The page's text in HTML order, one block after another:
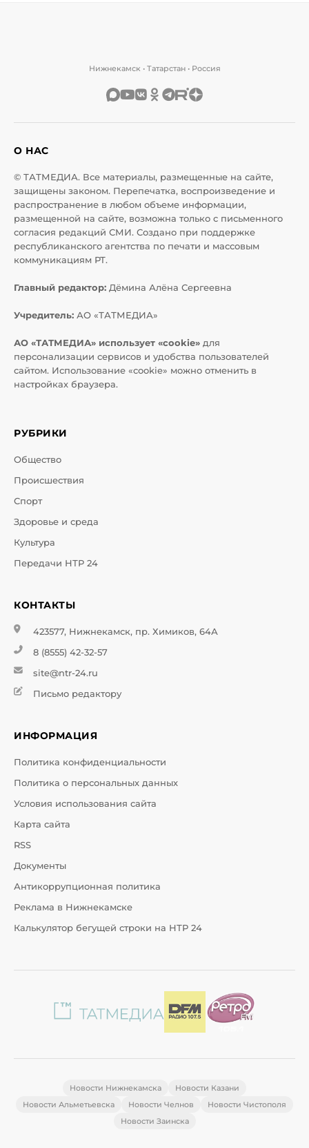
Нижнекамск • Татарстан • Россия
О НАС
© ТАТМЕДИА. Все материалы, размещенные на сайте,
защищены законом. Перепечатка, воспроизведение и
распространение в любом объеме информации,
размещенной на сайте, возможна только с письменного
согласия редакций СМИ. Создано при поддержке
республиканского агентства по печати и массовым
коммуникациям РТ.
Главный редактор: Дёмина Алёна Сергеевна
Учредитель: АО «ТАТМЕДИА»
АО «ТАТМЕДИА» использует «cookie» для
персонализации сервисов и удобства пользователей
сайтом. Использование «cookie» можно отменить в
настройках браузера.
РУБРИКИ
Общество
Происшествия
Спорт
Здоровье и среда
Культура
Передачи НТР 24
КОНТАКТЫ
423577, Нижнекамск, пр. Химиков, 64А
8 (8555) 42-32-57
site@ntr-24.ru
Письмо редактору
ИНФОРМАЦИЯ
Политика конфиденциальности
Политика о персональных данных
Условия использования сайта
Карта сайта
RSS
Документы
Антикоррупционная политика
Реклама в Нижнекамске
Калькулятор бегущей строки на НТР 24
Новости Нижнекамска
Новости Казани
Новости Альметьевска
Новости Челнов
Новости Чистополя
Новости Заинска